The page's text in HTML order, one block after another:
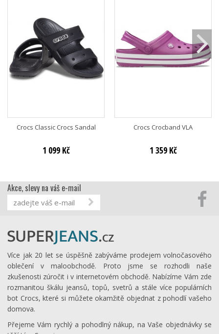
Crocs Classic Crocs Sandal
1 099 Kč
Crocs Crocband VLA
1 359 Kč
Akce, slevy na váš e-mail
Více jak 20 let se úspěšně zabýváme prodejem volnočasového
oblečení v maloobchodě. Proto jsme se rozhodli naše
zkušenosti zúročit i v internetovém obchodě. Nabízíme Vám zde
rozmanitou škálu jeansů, topů, svetrů a stále více populárních
bot Crocs, které si můžete okamžitě objednat z pohodlí vašeho
domova.
Přejeme Vám rychlý a pohodlný nákup, na Vaše objednávky se